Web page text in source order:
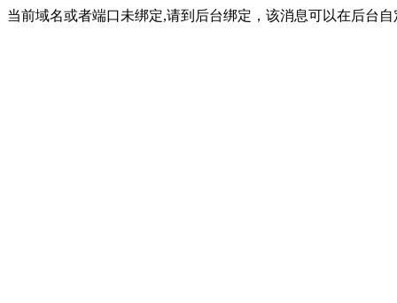
当前域名或者端口未绑定,请到后台绑定，该消息可以在后台自